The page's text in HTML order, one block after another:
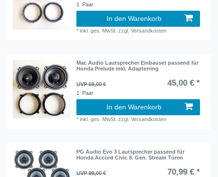
1 Paar
In den Warenkorb
*inkl. ges. MwSt. zzgl.Versandkosten
Mac Audio Lautsprecher Einbauset passend für
Honda Prelude inkl. Adapterring
UVP 59,00 € 45,00 € *
1 Paar
In den Warenkorb
*inkl. ges. MwSt. zzgl.Versandkosten
PG Audio Evo 3 Lautsprecher passend für
Honda Accord Civic 8. Gen. Stream Türen
UVP 99,00 € 70,99 € *